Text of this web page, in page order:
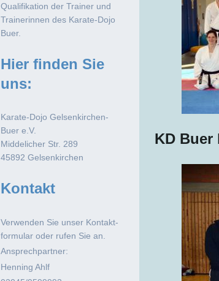
KD Buer
Qualifikation der Trainer und
Trainerinnen des Karate-Dojo
Buer.
Hier finden Sie
uns:
Karate-Dojo Gelsenkirchen-
Buer e.V.
Middelicher Str. 289
45892 Gelsenkirchen
Kontakt
Verwenden Sie unser Kontakt-
formular oder rufen Sie an.
Ansprechpartner:
Henning Ahlf